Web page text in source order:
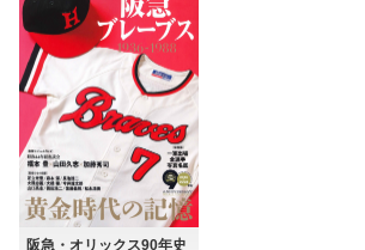
阪急・オリックス90年史